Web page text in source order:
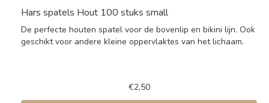
Hars spatels Hout 100 stuks small
De perfecte houten spatel voor de bovenlip en bikini lijn. Ook
geschikt voor andere kleine oppervlaktes van het lichaam.
€2,50